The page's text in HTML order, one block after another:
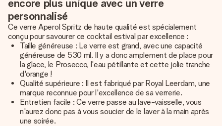
encore plus unique avec un verre
personnalisé
Ce verre Aperol Spritz de haute qualité est spécialement
conçu pour savourer ce cocktail estival par excellence :
Taille généreuse : Le verre est grand, avec une capacité
généreuse de 530 ml. Il y a donc amplement de place pour
la glace, le Prosecco, l'eau pétillante et cette jolie tranche
d'orange !
Qualité supérieure : Il est fabriqué par Royal Leerdam, une
marque reconnue pour l'excellence de sa verrerie.
Entretien facile : Ce verre passe au lave-vaisselle, vous
n'aurez donc pas à vous soucier de le laver à la main après
une soirée.